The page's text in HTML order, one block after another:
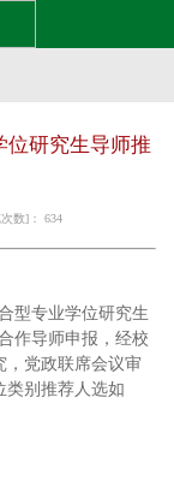
位研究生导师推
数]： 634
型专业学位研究生
作导师申报，经校
，党政联席会议审
类别推荐人选如